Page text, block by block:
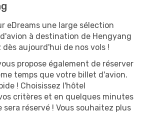
eDreams une large sélection
à destination de Hengyang
dès aujourd'hui de nos vols !
propose également de réserver
temps que votre billet d'avion.
! Choisissez l'hôtel
critères et en quelques minutes
réservé ! Vous souhaitez plus